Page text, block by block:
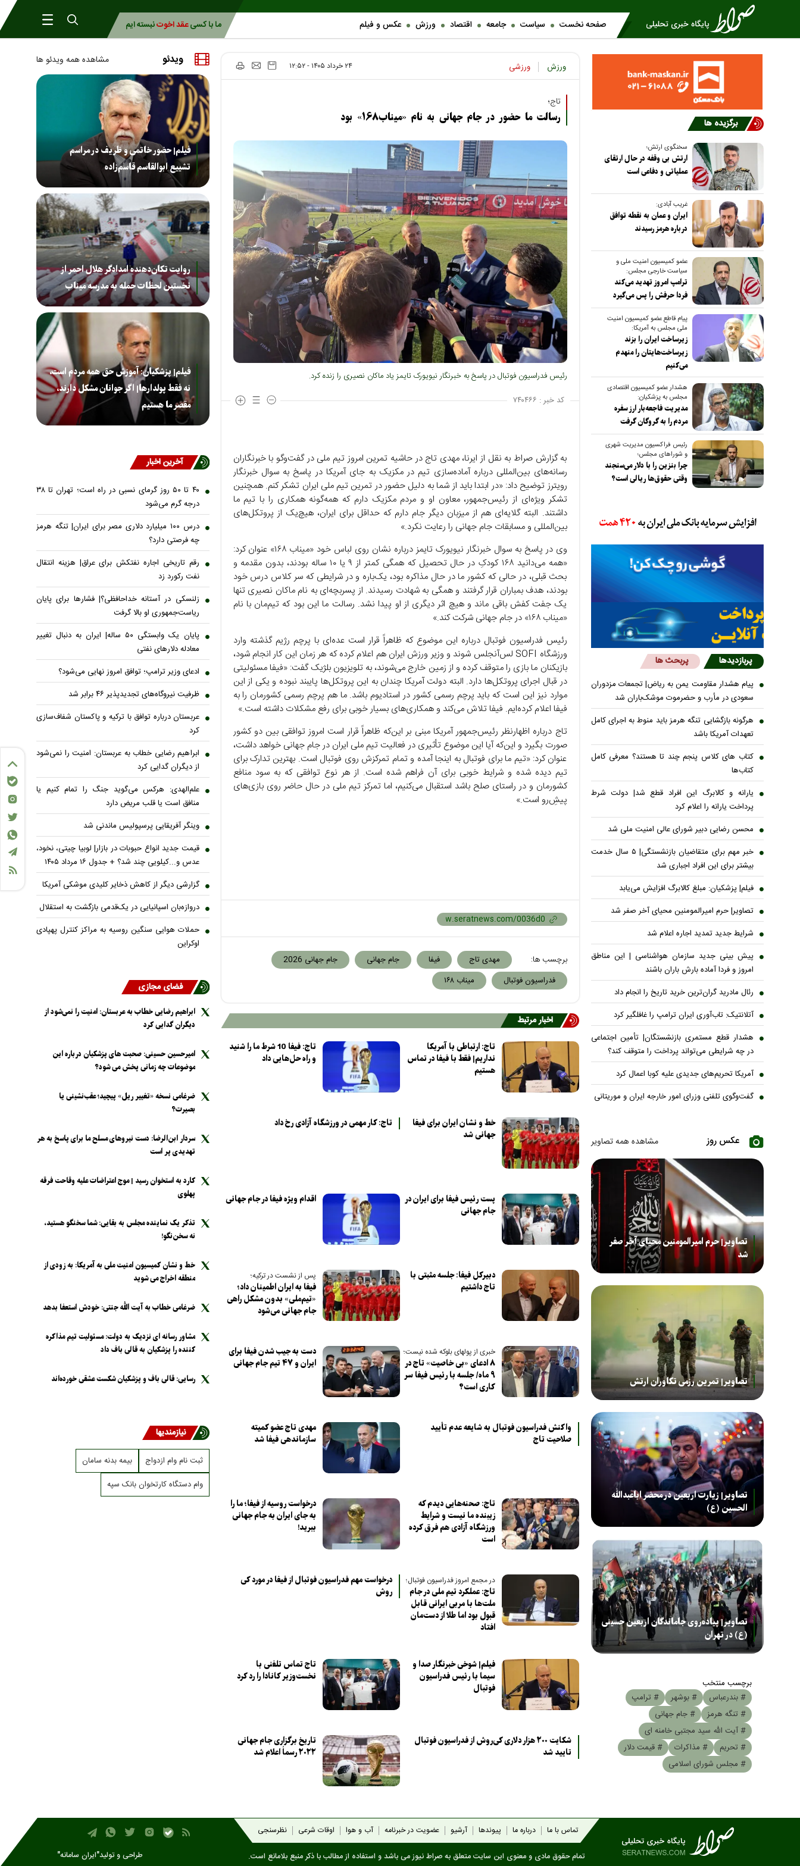
صفحه نخست سیاست جامعه اقتصاد ورزش عکس و فیلم ما با کسیعقد اخوتنبسته ایم
ورزش ورزشی ۲۴ خرداد ۱۴۰۵ - ۱۲:۵۲
تاج؛
رسالت ما حضور در جام جهانی به نام «میناب١۶٨» بود
رئیس فدراسیون فوتبال در پاسخ به خبرنگار نیویورک تایمز یاد ماکان نصیری را زنده کرد.
کد خبر : ۷۴۰۴۶۶
به گزارش صراط به نقل از ایرنا، مهدی تاج در حاشیه تمرین امروز تیم ملی در گفت‌و‌گو با خبرنگاران
رسانه‌های بین‌المللی درباره آماده‌سازی تیم در مکزیک به جای آمریکا در پاسخ به سوال خبرنگار
رویترز توضیح داد: «در ابتدا باید از شما به دلیل حضور در تمرین تیم ملی ایران تشکر کنم. همچنین
تشکر ویژه‌ای از رئیس‌جمهور، معاون او و مردم مکزیک دارم که همه‌گونه همکاری را با تیم ما
داشتند. البته گلایه‌ای هم از میزبان دیگر جام دارم که حداقل برای ایران، هیچ‌یک از پروتکل‌های
بین‌المللی و مسابقات جام جهانی را رعایت نکرد.»
وی در پاسخ به سوال خبرنگار نیویورک تایمز درباره نشان روی لباس خود «میناب ۱۶۸» عنوان کرد:
«همه می‌دانید ۱۶۸ کودکِ در حال تحصیل که همگی کمتر از ۹ یا ۱۰ ساله بودند، بدون مقدمه و
بحث قبلی، در حالی که کشور ما در حال مذاکره بود، یک‌باره و در شرایطی که سر کلاس درس خود
بودند، هدف بمباران قرار گرفتند و همگی به شهادت رسیدند. از پسربچه‌ای به نام ماکان نصیری تنها
یک جفت کفش باقی ماند و هیچ اثر دیگری از او پیدا نشد. رسالت ما این بود که تیم‌مان با نام
«میناب ۱۶۸» در جام جهانی شرکت کند.»
رئیس فدراسیون فوتبال درباره این موضوع که ظاهراً قرار است عده‌ای با پرچم رژیم گذشته وارد
ورزشگاه SOFI لس‌آنجلس شوند و وزیر ورزش ایران هم اعلام کرده که هر زمان این کار انجام شود،
بازیکنان ما بازی را متوقف کرده و از زمین خارج می‌شوند، به تلویزیون بلژیک گفت: «فیفا مسئولیتی
در قبال اجرای پروتکل‌ها دارد. البته دولت آمریکا چندان به این پروتکل‌ها پایبند نبوده و یکی از این
موارد نیز این است که باید پرچم رسمی کشور در استادیوم باشد. ما هم پرچم رسمی کشورمان را به
فیفا اعلام کرده‌ایم. فیفا تلاش می‌کند و همکاری‌های بسیار خوبی برای رفع مشکلات داشته است.»
تاج درباره اظهارنظر رئیس‌جمهور آمریکا مبنی بر این‌که ظاهراً قرار است امروز توافقی بین دو کشور
صورت بگیرد و این‌که آیا این موضوع تأثیری در فعالیت تیم ملی ایران در جام جهانی خواهد داشت،
عنوان کرد: «تیم ما برای فوتبال به اینجا آمده و تمام تمرکزش روی فوتبال است. بهترین تدارک برای
تیم دیده شده و شرایط خوبی برای آن فراهم شده است. از هر نوع توافقی که به سود منافع
کشورمان و در راستای صلح باشد استقبال می‌کنیم، اما تمرکز تیم ملی در حال حاضر روی بازی‌های
پیشِ‌رو است.»
برچسب ها: مهدی تاج فیفا جام جهانی
جام جهانی 2026
فدراسیون فوتبال
میناب ۱۶۸
اخبار مرتبط
تاج: ارتباطی با آمریکا
نداریم| فقط با فیفا در تماس
هستیم
تاج: فیفا 10 شرط ما را شنید
و راه حل‌هایی داد
خط و نشان ایران برای فیفا
جهانی شد
تاج: کار مهمی در ورزشگاه آزادی رخ داد‌
پست رئیس فیفا برای ایران در
جام جهانی
اقدام ویژه فیفا در جام جهانی
دبیرکل فیفا: جلسه مثبتی با
تاج داشتیم
پس از نشست در ترکیه؛
فیفا به ایران اطمینان داد؛
«تیم‌ملی» بدون مشکل راهی
جام جهانی می‌شود
خبری از پولهای بلوکه شده نیست؛
۸ ادعای «بی خاصیت» تاج در
۹ ماه/ جلسه با رئیس فیفا سر
کاری است؟
دست به جیب شدن فیفا برای
ایران و ۴۷ تیم جام جهانی
واکنش فدراسیون فوتبال به شایعه عدم تأیید
صلاحیت تاج
مهدی تاج عضو کمیته
سازماندهی فیفا شد
تاج: صحنه‌هایی دیدم که
زیبنده ما نیست و شرایط
ورزشگاه آزادی هم فرق کرده
است
درخواست روسیه از فیفا؛ ما را
به جای ایران به جام جهانی
ببرید!
در مجمع امروز فدراسیون فوتبال؛
تاج: عملکرد تیم ملی در جام
ملت‌ها با مربی ایرانی قابل
قبول بود اما طلا از دست‌مان
افتاد
درخواست مهم فدراسیون فوتبال از فیفا در مورد کی
روش
فیلم| شوخی خبرنگار صدا و
سیما با رئیس فدراسیون
فوتبال
تاج تماس تلفنی با
نخست‌وزیر کانادا را رد کرد
شکایت ۲۰۰ هزار دلاری کی‌روش از فدراسیون فوتبال
تایید شد
تاریخ برگزاری جام جهانی
۲۰۲۲ رسماً اعلام شد
برگزیده ها
سخنگوی ارتش؛
ارتش بی وقفه در حال ارتقای
عملیاتی و دفاعی است
غریب آبادی:
ایران و عمان به نقطه توافق
درباره هرمز رسیدند
عضو کمیسیون امنیت ملی و
سیاست خارجی مجلس:
ترامپ امروز تهدید می‌کند
فردا حرفش را پس می‌گیرد
پیام قاطع عضو کمیسیون امنیت
ملی مجلس به آمریکا:
زیرساخت ایران را بزند
زیرساخت‌هایتان را منهدم
می‌کنیم
هشدار عضو کمیسیون اقتصادی
مجلس به پزشکیان:
مدیریت فاجعه‌بار ارز سفره
مردم را به گروگان گرفت
رئیس فراکسیون مدیریت شهری
و شوراهای مجلس؛
چرا بنزین را با دلار می‌سنجند
وقتی حقوق‌ها ریالی است؟
پربازدیدها پربحث ها
پیام هشدار مقاومت یمن به ریاض| تجمعات مزدوران
سعودی در مأرب و حضرموت موشک‌باران شد
هرگونه بازگشایی تنگه هرمز باید منوط به اجرای کامل
تعهدات آمریکا باشد
کتاب های کلاس پنجم چند تا هستند؟ معرفی کامل
کتاب‌ها
یارانه و کالابرگ این افراد قطع شد| دولت شرط
پرداخت یارانه را اعلام کرد
محسن رضایی دبیر شورای عالی امنیت ملی شد
خبر مهم برای متقاضیان بازنشستگی| ۵ سال خدمت
بیشتر برای این افراد اجباری شد
فیلم| پزشکیان: مبلغ کالابرگ افزایش می‌یابد
تصاویر| حرم امیرالمومنین محیای آخر صفر شد
شرایط جدید تمدید اجاره اعلام شد
پیش بینی جدید سازمان هواشناسی | این مناطق
امروز و فردا آماده بارش باران باشند
رئال مادرید گران‌ترین خرید تاریخ را انجام داد
آتلانتیک: تاب‌آوری ایران ترامپ را غافلگیر کرد
هشدار قطع مستمری بازنشستگان| تأمین اجتماعی
در چه شرایطی می‌تواند پرداخت را متوقف کند؟
آمریکا تحریم‌های جدیدی علیه کوبا اعمال کرد
گفت‌وگوی تلفنی وزرای امور خارجه ایران و موریتانی
عکس روز مشاهده همه تصاویر
تصاویر| حرم امیرالمومنین محیای آخر صفر
شد
تصاویر| تمرین رزمی تکاوران ارتش
تصاویر| زیارت اربعین در محضر اباعبدالله
الحسین (ع)
تصاویر| پیاده‌روی جاماندگان اربعین حسینی
(ع) در تهران
برچسب منتخب
# بندرعباس
# بوشهر
# ترامپ
# تنگه هرمز
# جام جهانی
# آیت الله سید مجتبی خامنه ای
# تحریم
# مذاکرات
# قیمت دلار
# مجلس شورای اسلامی
ویدئو مشاهده همه ویدئو ها
فیلم| حضور خاتمی و ظریف در مراسم
تشییع ابوالقاسم قاسم‌زاده
روایت تکان‌دهنده امدادگر هلال احمر از
نخستین لحظات حمله به مدرسه میناب
فیلم| پزشکیان: آموزش حق همه مردم است،
نه فقط پولدارها| اگر جوانان مشکل دارند،
مقصر ما هستیم
آخرین اخبار
۴۰ تا ۵۰ روز گرمای نسبی در راه است؛ تهران تا ۳۸
درجه گرم می‌شود
درس ۱۰۰ میلیارد دلاری مصر برای ایران| تنگه هرمز
چه فرصتی دارد؟
رقم تاریخی اجاره نفتکش برای عراق| هزینه انتقال
نفت رکورد زد
زلنسکی در آستانه خداحافظی؟| فشارها برای پایان
ریاست‌جمهوری او بالا گرفت
پایان یک وابستگی ۵۰ ساله| ایران به دنبال تغییر
معادله دلارهای نفتی
ادعای وزیر ترامپ؛ توافق امروز نهایی می‌شود؟
ظرفیت نیروگاه‌های تجدیدپذیر ۴۶ برابر شد
عربستان درباره توافق با ترکیه و پاکستان شفاف‌سازی
کرد
ابراهیم رضایی خطاب به عربستان: امنیت را نمی‌شود
از دیگران گدایی کرد
علم‌الهدی: هرکس می‌گوید جنگ را تمام کنیم یا
منافق است یا قلب مریض دارد
وینگر آفریقایی پرسپولیس ماندنی شد
قیمت جدید انواع حبوبات در بازار| لوبیا چیتی، نخود،
عدس و...کیلویی چند شد؟ + جدول ۱۶ مرداد ۱۴۰۵
گزارشی دیگر از کاهش ذخایر کلیدی موشکی آمریکا
دروازه‌بان اسپانیایی در یک‌قدمی بازگشت به استقلال
حملات هوایی سنگین روسیه به مراکز کنترل پهپادی
اوکراین
فضای مجازی
ابراهیم رضایی خطاب به عربستان: امنیت را نمی‌شود از
دیگران گدایی کرد
امیرحسین حسینی: صحبت های پزشکیان درباره این
موضوعات چه زمانی پخش می شود؟
ضرغامی نسخه «تغییر ریل» پیچید؛ عقب‌نشینی یا
بصیرت؟
سردار ابن‌الرضا: دست نیرو‌های مسلح ما برای پاسخ به هر
تهدیدی پر است
کارد به استخوان رسید | موج اعتراضات علیه وقاحت فرقه
پهلوی
تذکر یک نماینده مجلس به بقایی: شما سخنگو هستید،
نه سخن‌نگو!
خط و نشان کمیسیون امنیت ملی به آمریکا: به زودی از
منطقه اخراج می شوید
ضرغامی خطاب به آیت الله جنتی: خودش استعفا بدهد
مشاور رسانه ای نزدیک به دولت: مسئولیت تیم مذاکره
کننده را پزشکیان به قالی باف داد
رسایی: قالی باف و پزشکیان شکست عشقی خورده‌اند
نیازمندیها
ثبت نام وام ازدواج
بیمه بدنه سامان
وام دستگاه کارتخوان بانک سپه
تماس با ما درباره ما پیوندها آرشیو عضویت در خبرنامه آب و هوا اوقات شرعی نظرسنجی
تمام حقوق مادی و معنوی این سایت متعلق به صراط نیوز می باشد و استفاده از مطالب با ذکر منبع بلامانع است. طراحی و تولید"ایران سامانه"